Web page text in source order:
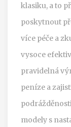
klasiku, a to
poskytnout
více péče a
vysoce
pravidelná
peníze a
modely s